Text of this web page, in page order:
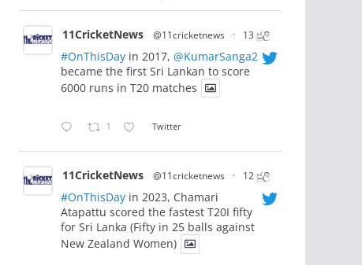
11CricketNews @11cricketnews · 13 ජූලි
#OnThisDay in 2017, @KumarSanga2
became the first Sri Lankan to score
6000 runs in T20 matches
1 Twitter
11CricketNews @11cricketnews · 12 ජූලි
#OnThisDay in 2023, Chamari
Atapattu scored the fastest T20I fifty
for Sri Lanka (Fifty in 25 balls against
New Zealand Women)